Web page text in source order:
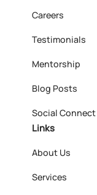
Careers
Testimonials
Mentorship
Blog Posts
Social Connect
Links
About Us
Services